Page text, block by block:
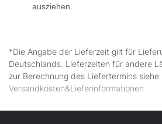
ausziehen.
*Die Angabe der Lieferzeit gilt für
Deutschlands. Lieferzeiten für andere
zur Berechnung des Liefertermins siehe
Versandkosten&Lieferinformationen